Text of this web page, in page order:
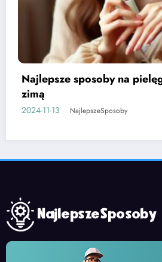
Najlepsze sposoby na